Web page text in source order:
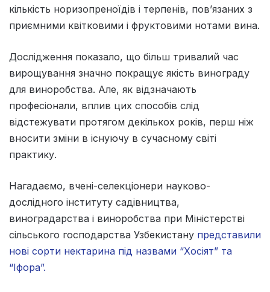
кількість норизопреноїдів і терпенів, пов’язаних з
приємними квітковими і фруктовими нотами вина.
Дослідження показало, що більш тривалий час
вирощування значно покращує якість винограду
для виноробства. Але, як відзначають
професіонали, вплив цих способів слід
відстежувати протягом декількох років, перш ніж
вносити зміни в існуючу в сучасному світі
практику.
Нагадаємо, вчені-селекціонери науково-
дослідного інституту садівництва,
виноградарства і виноробства при Міністерстві
сільського господарства Узбекистану представили
нові сорти нектарина під назвами “Хосіят” та
“Іфора”.